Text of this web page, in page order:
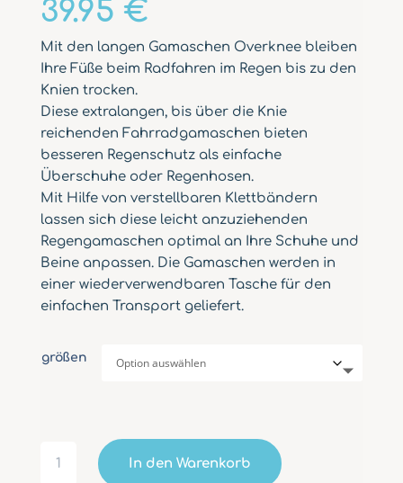
39.95 €
Mit den langen Gamaschen Overknee bleiben
Ihre Füße beim Radfahren im Regen bis zu den
Knien trocken.
Diese extralangen, bis über die Knie
reichenden Fahrradgamaschen bieten
besseren Regenschutz als einfache
Überschuhe oder Regenhosen.
Mit Hilfe von verstellbaren Klettbändern
lassen sich diese leicht anzuziehenden
Regengamaschen optimal an Ihre Schuhe und
Beine anpassen. Die Gamaschen werden in
einer wiederverwendbaren Tasche für den
einfachen Transport geliefert.
größen
Fahrradgamaschen
Overknee
In den Warenkorb